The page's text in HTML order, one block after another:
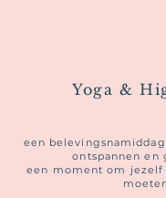
Yoga &
een
ontspannen en
een moment om